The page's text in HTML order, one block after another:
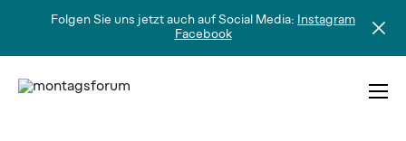
Folgen Sie uns jetzt auch auf Social Media:
Instagram
Facebook